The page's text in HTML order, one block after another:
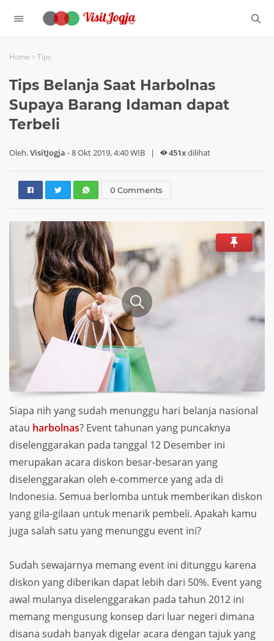
Home › Tips
Tips Belanja Saat Harbolnas
Supaya Barang Idaman dapat
Terbeli
Oleh.VisitJogja -8 Okt 2019, 4:40 WIB | 451xdilihat
0 Comments
Siapa nih yang sudah menunggu hari belanja nasional
atau harbolnas? Event tahunan yang puncaknya
diselenggarakan pada tanggal 12 Desember ini
merupakan acara diskon besar-besaran yang
diselenggarakan oleh e-commerce yang ada di
Indonesia. Semua berlomba untuk memberikan diskon
yang gila-gilaan untuk menarik pembeli. Apakah kamu
juga salah satu yang menunggu event ini?
Sudah sewajarnya memang event ini ditunggu karena
diskon yang diberikan dapat lebih dari 50%. Event yang
awal mulanya diselenggarakan pada tahun 2012 ini
memang mengusung konsep dari luar negeri dimana
disana sudah banyak digelar acara dengan tajuk yang